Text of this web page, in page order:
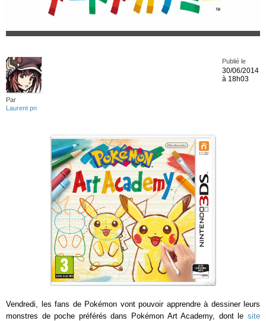
Par
Laurent pn
Publié le
30/06/2014
à 18h03
Vendredi, les fans de Pokémon vont pouvoir apprendre à dessiner leurs
monstres de poche préférés dans Pokémon Art Academy, dont le site